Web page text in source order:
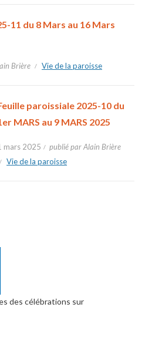
11 du 8 Mars au 16 Mars
Brière Vie de la paroisse
paroissiale 2025-10 du
MARS au 9 MARS 2025
mars 2025
publié par Alain Brière
Vie de la paroisse
des célébrations sur